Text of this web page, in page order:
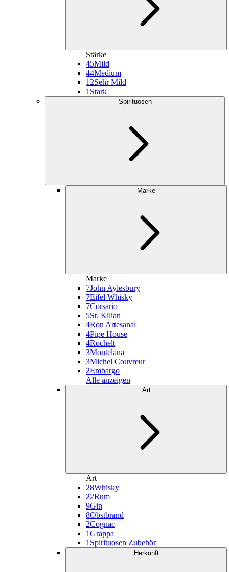
Stärke
45Mild
44Medium
12Sehr Mild
1 Stark
Spirituosen
Marke
Marke
7John Aylesbury
7Eifel Whisky
7Corsario
5St. Kilian
4Ron Artesanal
4Pipe House
4Rochelt
3Montelana
3Michel Couvreur
2Embargo
Alle anzeigen
Art
Art
28Whisky
22Rum
9Gin
8Obstbrand
2Cognac
1Grappa
1 Spirituosen Zubehör
Herkunft